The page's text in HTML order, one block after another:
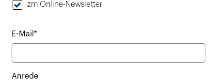
zm Online-Newsletter
E-Mail*
Anrede